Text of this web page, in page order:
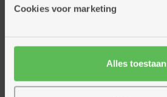
Cookies voor marketing
Alles toestaan
Thuisdiensten
Dienstencentra
Woonzorgcentra
Financieel comfort